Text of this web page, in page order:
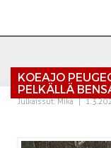
KOEAJO
PELKÄLLÄ
Julkaissut:Mika |